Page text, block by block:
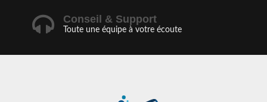
Conseil & Support
Toute une équipe à votre écoute